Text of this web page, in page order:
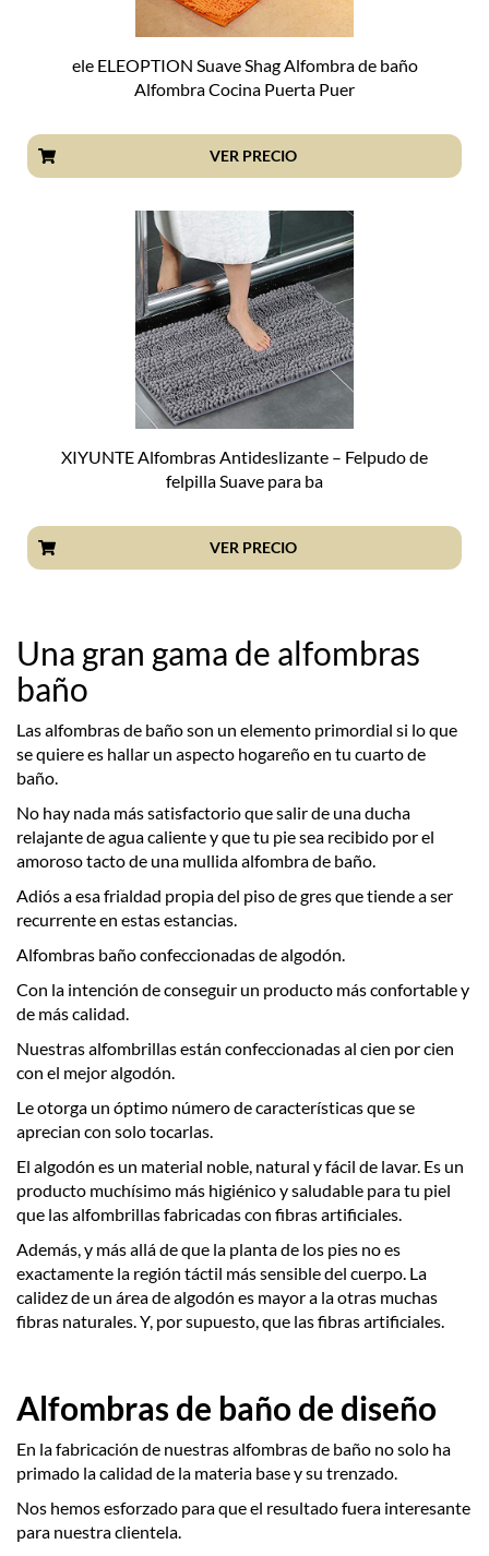
ele ELEOPTION Suave Shag Alfombra de baño
Alfombra Cocina Puerta Puer
VER PRECIO
XIYUNTE Alfombras Antideslizante – Felpudo de
felpilla Suave para ba
VER PRECIO
Una gran gama de alfombras
baño
Las alfombras de baño son un elemento primordial si lo que
se quiere es hallar un aspecto hogareño en tu cuarto de
baño.
No hay nada más satisfactorio que salir de una ducha
relajante de agua caliente y que tu pie sea recibido por el
amoroso tacto de una mullida alfombra de baño.
Adiós a esa frialdad propia del piso de gres que tiende a ser
recurrente en estas estancias.
Alfombras baño confeccionadas de algodón.
Con la intención de conseguir un producto más confortable y
de más calidad.
Nuestras alfombrillas están confeccionadas al cien por cien
con el mejor algodón.
Le otorga un óptimo número de características que se
aprecian con solo tocarlas.
El algodón es un material noble, natural y fácil de lavar. Es un
producto muchísimo más higiénico y saludable para tu piel
que las alfombrillas fabricadas con fibras artificiales.
Además, y más allá de que la planta de los pies no es
exactamente la región táctil más sensible del cuerpo. La
calidez de un área de algodón es mayor a la otras muchas
fibras naturales. Y, por supuesto, que las fibras artificiales.
Alfombras de baño de diseño
En la fabricación de nuestras alfombras de baño no solo ha
primado la calidad de la materia base y su trenzado.
Nos hemos esforzado para que el resultado fuera interesante
para nuestra clientela.